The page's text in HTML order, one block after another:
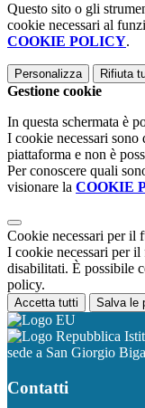
Questo sito o gli
cookie necessari al
COOKIE POLICY.
Personalizza Rifiuta
Gestione cookie
In questa schermata è
I cookie necessari
piattaforma e non è
Per conoscere quali
visionare la COOKIE
Cookie necessari per il
I cookie necessari per il
disabilitati. È possibile
policy.
Accetta tutti Salva le
sede a San Giorgio
Contatti